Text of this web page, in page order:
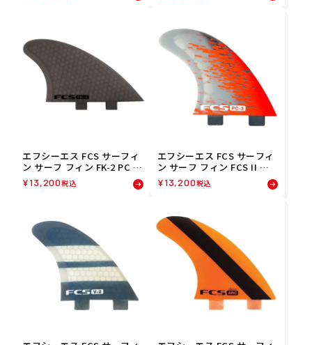
エフシーエス FCS サーフィ
ン サーフ フィン FK-2 PC FI
SH KEEL TWIN FINS 1113-
148-04-R
¥13,200税込
エフシーエス FCS サーフィ
ン サーフ フィン FCS II エ
スピーシー3 スラスターセッ
ト S レッド PC03-143-00-R
¥13,200税込